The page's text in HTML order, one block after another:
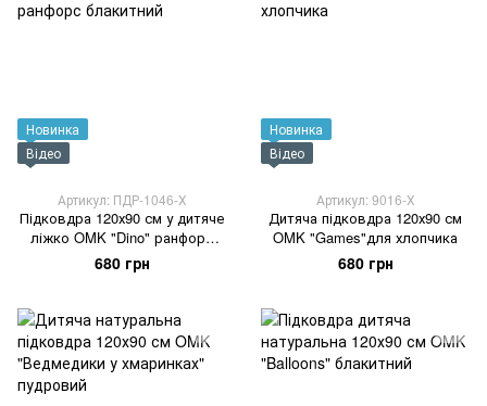
Новинка
Відео
Артикул: ПДР-1046-Х
Підковдра 120х90 см у дитяче
ліжко OMK "Dino" ранфорс
блакитний
680 грн
Новинка
Відео
Артикул: 9016-Х
Дитяча підковдра 120х90 см
OMK "Games"для хлопчика
680 грн